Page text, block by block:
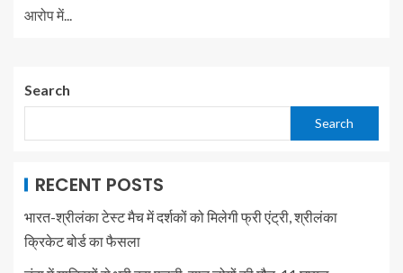
आरोप में...
Search
Search
RECENT POSTS
भारत-श्रीलंका टेस्ट मैच में दर्शकों को मिलेगी फ्री एंट्री, श्रीलंका
क्रिकेट बोर्ड का फैसला